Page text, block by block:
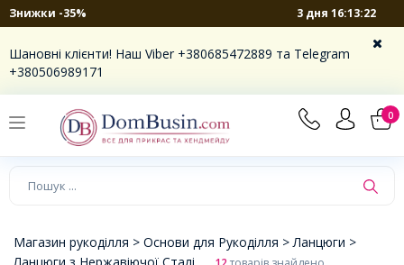
Знижки -35% 3 дня 16:13:21
Шановні клієнти! Наш Viber +380685472889 та Telegram
+380506989171
0
×
Магазин рукоділля > Основи для Рукоділля >Ланцюги >